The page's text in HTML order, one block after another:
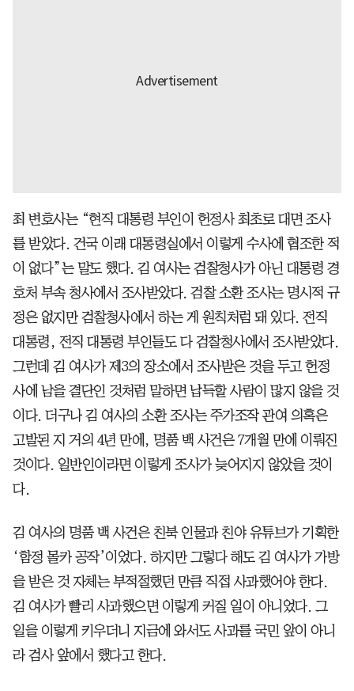
최 변호사는 “현직 대통령 부인이 헌정사 최초로 대면 조사
를 받았다. 건국 이래 대통령실에서 이렇게 수사에 협조한 적
이 없다”는 말도 했다. 김 여사는 검찰청사가 아닌 대통령 경
호처 부속 청사에서 조사받았다. 검찰 소환 조사는 명시적 규
정은 없지만 검찰청사에서 하는 게 원칙처럼 돼 있다. 전직
대통령, 전직 대통령 부인들도 다 검찰청사에서 조사받았다.
그런데 김 여사가 제3의 장소에서 조사받은 것을 두고 헌정
사에 남을 결단인 것처럼 말하면 납득할 사람이 많지 않을 것
이다. 더구나 김 여사의 소환 조사는 주가조작 관여 의혹은
고발된 지 거의 4년 만에, 명품 백 사건은 7개월 만에 이뤄진
것이다. 일반인이라면 이렇게 조사가 늦어지지 않았을 것이
다.
김 여사의 명품 백 사건은 친북 인물과 친야 유튜브가 기획한
‘함정 몰카 공작’이었다. 하지만 그렇다 해도 김 여사가 가방
을 받은 것 자체는 부적절했던 만큼 직접 사과했어야 한다.
김 여사가 빨리 사과했으면 이렇게 커질 일이 아니었다. 그
일을 이렇게 키우더니 지금에 와서도 사과를 국민 앞이 아니
라 검사 앞에서 했다고 한다.